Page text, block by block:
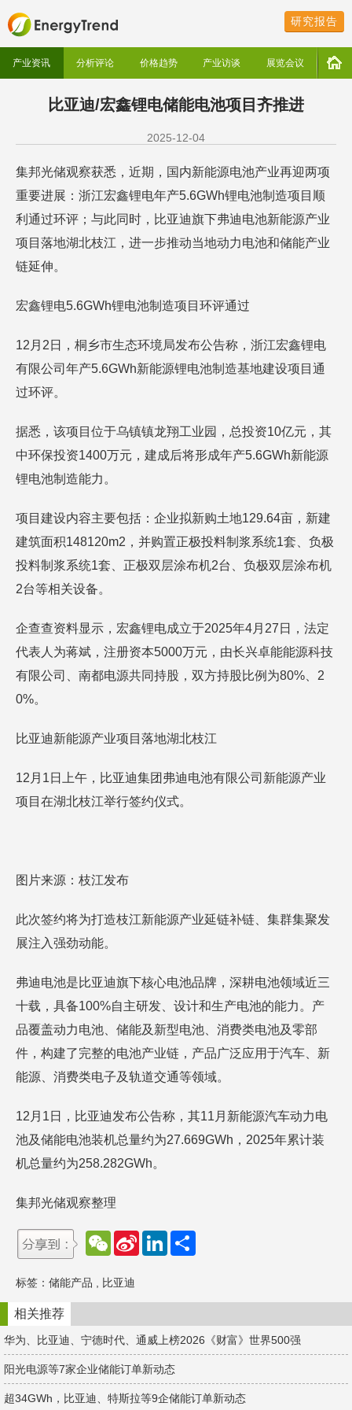
研究报告
产业资讯 分析评论 价格趋势 产业访谈 展览会议
比亚迪/宏鑫锂电储能电池项目齐推进
2025-12-04
集邦光储观察获悉，近期，国内新能源电池产业再迎两项
重要进展：浙江宏鑫锂电年产5.6GWh锂电池制造项目顺
利通过环评；与此同时，比亚迪旗下弗迪电池新能源产业
项目落地湖北枝江，进一步推动当地动力电池和储能产业
链延伸。
宏鑫锂电5.6GWh锂电池制造项目环评通过
12月2日，桐乡市生态环境局发布公告称，浙江宏鑫锂电
有限公司年产5.6GWh新能源锂电池制造基地建设项目通
过环评。
据悉，该项目位于乌镇镇龙翔工业园，总投资10亿元，其
中环保投资1400万元，建成后将形成年产5.6GWh新能源
锂电池制造能力。
项目建设内容主要包括：企业拟新购土地129.64亩，新建
建筑面积148120m2，并购置正极投料制浆系统1套、负极
投料制浆系统1套、正极双层涂布机2台、负极双层涂布机
2台等相关设备。
企查查资料显示，宏鑫锂电成立于2025年4月27日，法定
代表人为蒋斌，注册资本5000万元，由长兴卓能能源科技
有限公司、南都电源共同持股，双方持股比例为80%、2
0%。
比亚迪新能源产业项目落地湖北枝江
12月1日上午，比亚迪集团弗迪电池有限公司新能源产业
项目在湖北枝江举行签约仪式。
图片来源：枝江发布
此次签约将为打造枝江新能源产业延链补链、集群集聚发
展注入强劲动能。
弗迪电池是‌比亚迪旗下核心电池品牌，深耕电池领域近三
十载，具备100%自主研发、设计和生产电池的能力。产
品覆盖动力电池、储能及新型电池、消费类电池及零部
件，构建了完整的电池产业链，产品广泛应用于汽车、新
能源、消费类电子及轨道交通等领域。
12月1日，比亚迪发布公告称，其11月新能源汽车动力电
池及储能电池装机总量约为27.669GWh，2025年累计装
机总量约为258.282GWh。
集邦光储观察整理
W
e
a
t
S
e
b
o
L
d
n
标签： 储能产品 比亚迪
相关推荐
华为、比亚迪、宁德时代、通威上榜2026《财富》世界500强
阳光电源等7家企业储能订单新动态
超34GWh，比亚迪、特斯拉等9企储能订单新动态